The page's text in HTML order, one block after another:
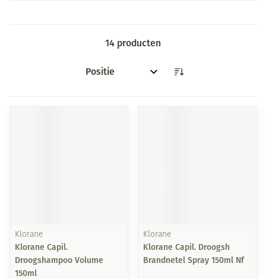
14 producten
Sorteer op:
Klorane
Klorane Capil.
Droogshampoo Volume
150ml
Klorane
Klorane Capil. Droogsh
Brandnetel Spray 150ml Nf